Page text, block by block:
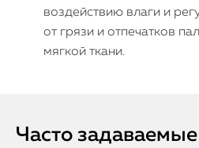
воздействию влаги и
от грязи и отпечатков
мягкой ткани.
Часто